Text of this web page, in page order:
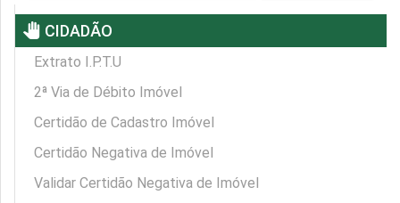
pan_tool CIDADÃO
Extrato I.P.T.U
2ª Via de Débito Imóvel
Certidão de Cadastro Imóvel
Certidão Negativa de Imóvel
Validar Certidão Negativa de Imóvel